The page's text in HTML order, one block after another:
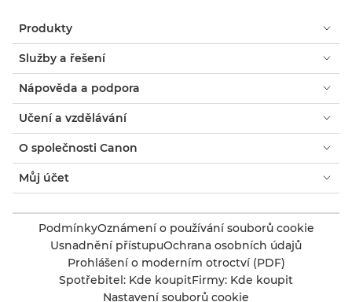
Produkty
Služby a řešení
Nápověda a podpora
Učení a vzdělávání
O společnosti Canon
Můj účet
PodmínkyOznámení o používání souborů cookie
Usnadnění přístupuOchrana osobních údajů
Prohlášení o moderním otroctví (PDF)
Spotřebitel: Kde koupitFirmy: Kde koupit
Nastavení souborů cookie